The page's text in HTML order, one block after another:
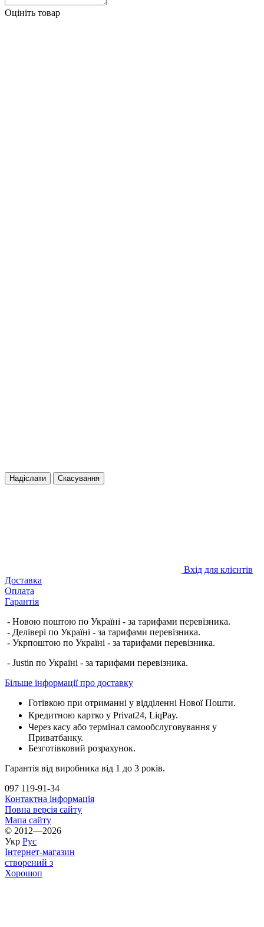
Оцініть товар
Надіслати Скасування
Вхід для клієнтів
Доставка
Оплата
Гарантія
- Новою поштою по Україні - за тарифами перевізника.
- Делівері по Україні - за тарифами перевізника.
- Укрпоштою по Україні - за тарифами перевізника.
- Justin по Україні - за тарифами перевізника.
Більше інформації про доставку
Готівкою при отриманні у відділенні Нової Пошти.
Кредитною картко у Privat24, LiqPay.
Через касу або термінал самообслуговування у
Приватбанку.
Безготівковий розрахунок.
Гарантія від виробника від 1 до 3 років.
097 119-91-34
Контактна інформація
Повна версія сайту
Мапа сайту
© 2012—2026
Укр Рус
Інтернет-магазин
створений з
Хорошоп